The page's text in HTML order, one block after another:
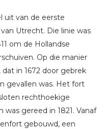
uit van de eerste
Utrecht. Die linie was
om de Hollandse
Op die manier
in 1672 door gebrek
gevallen was. Het fort
rechthoekige
gereed in 1821. Vanaf
gebouwd, een